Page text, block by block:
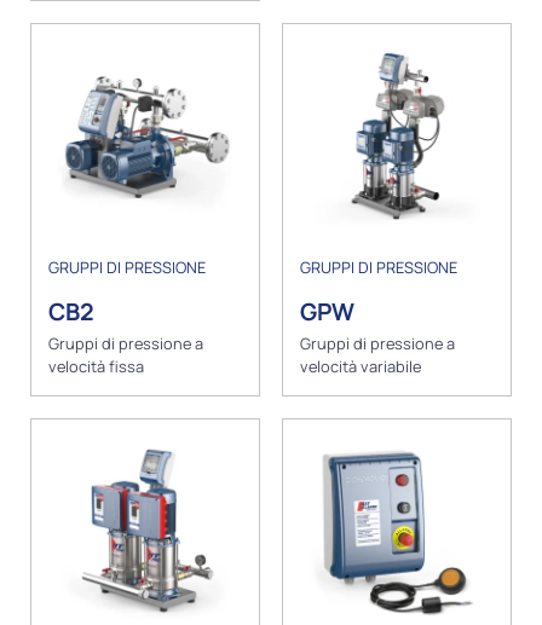
GRUPPI DI PRESSIONE
CB2
Gruppi di pressione a
velocità fissa
GRUPPI DI PRESSIONE
GPW
Gruppi di pressione a
velocità variabile